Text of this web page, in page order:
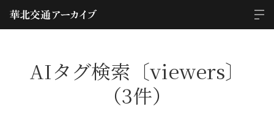
AIタグ検索〔viewers〕
（3件）